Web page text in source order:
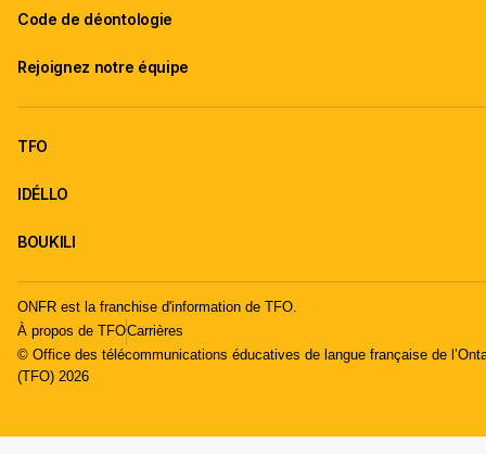
Code de déontologie
Rejoignez notre équipe
TFO
IDÉLLO
BOUKILI
ONFR est la franchise d'information de TFO.
À propos de TFOCarrières
© Office des télécommunications éducatives de langue française de
(TFO) 2026